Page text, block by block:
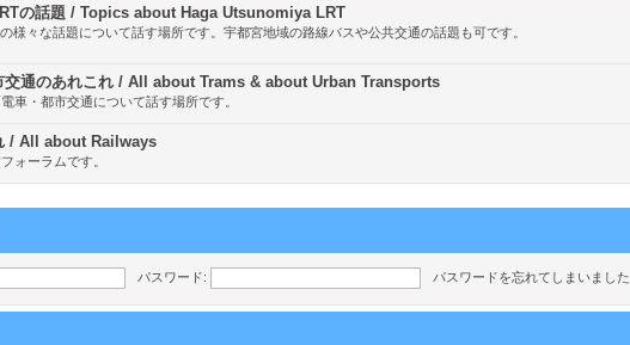
の話題 / Topics about Haga Utsunomiya LRT
様々な話題について話す場所です。宇都宮地域の路線バスや公共交通の話題も可です。
交通のあれこれ / All about Trams & about Urban Transports
車・都市交通について話す場所です。
/ All about Railways
ォーラムです。
パスワード: パスワードを忘れてしまいました